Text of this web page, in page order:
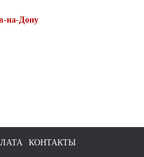
на-Дону
КОНТАКТЫ